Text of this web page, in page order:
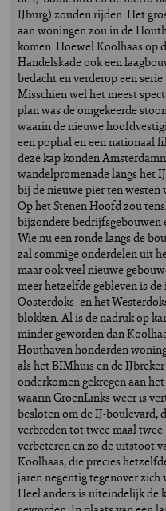
IJburg) zouden rijden. Het
aan woningen zou in de
komen. Hoewel Koolhaas op
Handelskade ook een
bedacht en verderop een
Misschien wel het meest
plan was de omgekeerde
waarin de nieuwe
een pophal en een nationaal
deze kap konden
wandelpromenade langs het
bij de nieuwe pier ten westen
Op het Stenen Hoofd zou
bijzondere bedrijfsgebouwen
Wie nu een ronde langs de
zal sommige onderdelen uit
maar ook veel nieuwe
meer hetzelfde gebleven is
Oosterdoks- en het
blokken. Al is de nadruk op
minder geworden dan
Houthaven honderden
als het BIMhuis en de
onderkomen gekregen aan
waarin GroenLinks weer is
besloten om de IJ-boulevard,
verbreden tot twee maal
verbeteren en zo de uitstoot
Koolhaas, die precies
jaren negentig tegenover zich
Heel anders is uiteindelijk de